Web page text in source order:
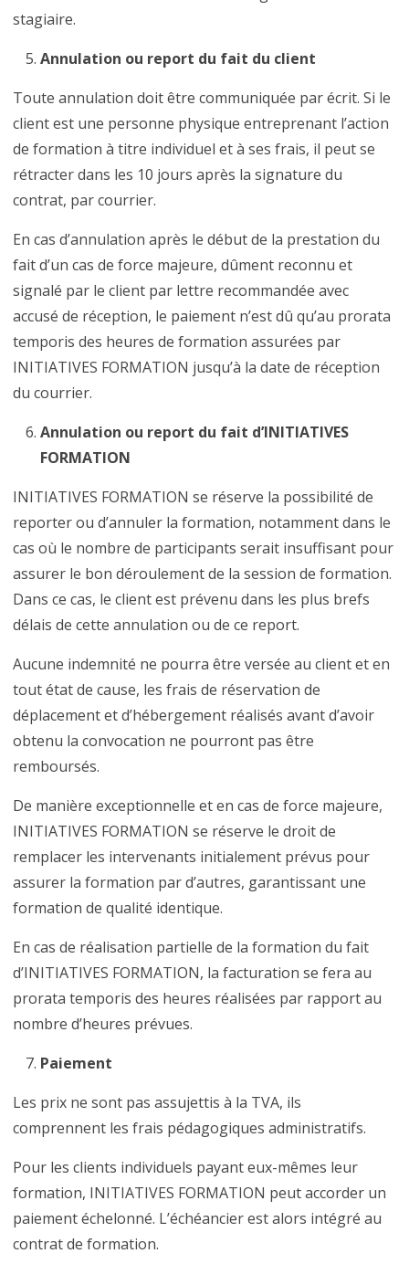
stagiaire.
Annulation ou report du fait du client
Toute annulation doit être communiquée par écrit. Si le
client est une personne physique entreprenant l’action
de formation à titre individuel et à ses frais, il peut se
rétracter dans les 10 jours après la signature du
contrat, par courrier.
En cas d’annulation après le début de la prestation du
fait d’un cas de force majeure, dûment reconnu et
signalé par le client par lettre recommandée avec
accusé de réception, le paiement n’est dû qu’au prorata
temporis des heures de formation assurées par
INITIATIVES FORMATION jusqu’à la date de réception
du courrier.
Annulation ou report du fait d’INITIATIVES
FORMATION
INITIATIVES FORMATION se réserve la possibilité de
reporter ou d’annuler la formation, notamment dans le
cas où le nombre de participants serait insuffisant pour
assurer le bon déroulement de la session de formation.
Dans ce cas, le client est prévenu dans les plus brefs
délais de cette annulation ou de ce report.
Aucune indemnité ne pourra être versée au client et en
tout état de cause, les frais de réservation de
déplacement et d’hébergement réalisés avant d’avoir
obtenu la convocation ne pourront pas être
remboursés.
De manière exceptionnelle et en cas de force majeure,
INITIATIVES FORMATION se réserve le droit de
remplacer les intervenants initialement prévus pour
assurer la formation par d’autres, garantissant une
formation de qualité identique.
En cas de réalisation partielle de la formation du fait
d’INITIATIVES FORMATION, la facturation se fera au
prorata temporis des heures réalisées par rapport au
nombre d’heures prévues.
Paiement
Les prix ne sont pas assujettis à la TVA, ils
comprennent les frais pédagogiques administratifs.
Pour les clients individuels payant eux-mêmes leur
formation, INITIATIVES FORMATION peut accorder un
paiement échelonné. L’échéancier est alors intégré au
contrat de formation.